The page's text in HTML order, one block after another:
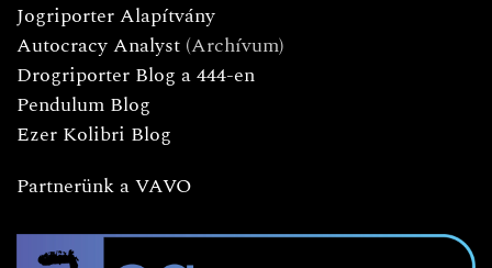
Jogriporter Alapítvány
Autocracy Analyst (Archívum)
Drogriporter Blog a 444-en
Pendulum Blog
Ezer Kolibri Blog
Partnerünk a VAVO